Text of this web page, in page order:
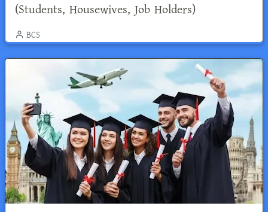
(Students, Housewives, Job Holders)
BCS